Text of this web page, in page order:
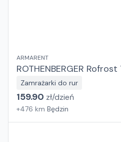
ARMARENT
ROTHENBERGER
Zamrażarki do rur
159.90 zł/dzień
+476 km Będzin